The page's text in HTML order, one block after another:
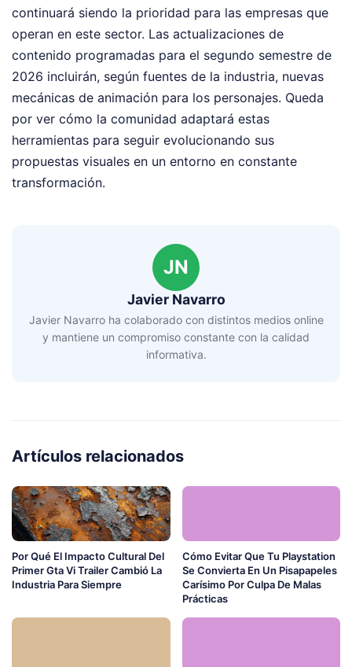
continuará siendo la prioridad para las empresas que
operan en este sector. Las actualizaciones de
contenido programadas para el segundo semestre de
2026 incluirán, según fuentes de la industria, nuevas
mecánicas de animación para los personajes. Queda
por ver cómo la comunidad adaptará estas
herramientas para seguir evolucionando sus
propuestas visuales en un entorno en constante
transformación.
JN
Javier Navarro
Javier Navarro ha colaborado con distintos medios online
y mantiene un compromiso constante con la calidad
informativa.
Artículos relacionados
Por Qué El Impacto Cultural Del
Primer Gta Vi Trailer Cambió La
Industria Para Siempre
Cómo Evitar Que Tu Playstation
Se Convierta En Un Pisapapeles
Carísimo Por Culpa De Malas
Prácticas